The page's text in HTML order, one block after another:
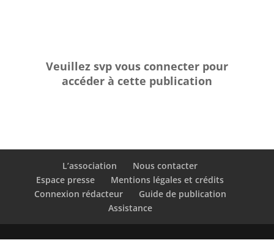
Veuillez svp vous connecter pour
accéder à cette publication
L’association
Nous contacter
Espace presse
Mentions légales et crédits
Connexion rédacteur
Guide de publication
Assistance